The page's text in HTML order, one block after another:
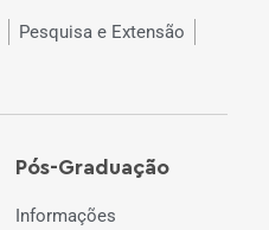
Pesquisa e Extensão
Pós-Graduação
Informações